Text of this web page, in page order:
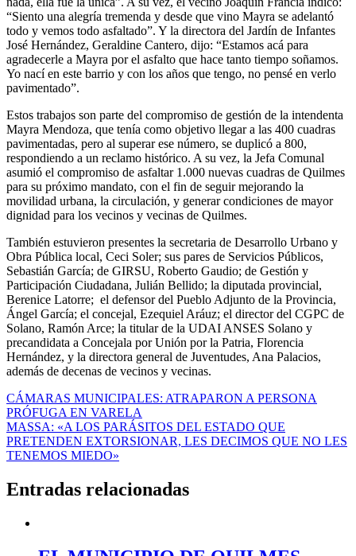
“Siento una alegría tremenda y desde que vino Mayra se adelantó
todo y vemos todo asfaltado”. Y la directora del Jardín de Infantes
José Hernández, Geraldine Cantero, dijo: “Estamos acá para
agradecerle a Mayra por el asfalto que hace tanto tiempo soñamos.
Yo nací en este barrio y con los años que tengo, no pensé en verlo
pavimentado”.
Estos trabajos son parte del compromiso de gestión de la intendenta
Mayra Mendoza, que tenía como objetivo llegar a las 400 cuadras
pavimentadas, pero al superar ese número, se duplicó a 800,
respondiendo a un reclamo histórico. A su vez, la Jefa Comunal
asumió el compromiso de asfaltar 1.000 nuevas cuadras de Quilmes
para su próximo mandato, con el fin de seguir mejorando la
movilidad urbana, la circulación, y generar condiciones de mayor
dignidad para los vecinos y vecinas de Quilmes.
También estuvieron presentes la secretaria de Desarrollo Urbano y
Obra Pública local, Ceci Soler; sus pares de Servicios Públicos,
Sebastián García; de GIRSU, Roberto Gaudio; de Gestión y
Participación Ciudadana, Julián Bellido; la diputada provincial,
Berenice Latorre; el defensor del Pueblo Adjunto de la Provincia,
Ángel García; el concejal, Ezequiel Aráuz; el director del CGPC de
Solano, Ramón Arce; la titular de la UDAI ANSES Solano y
precandidata a Concejala por Unión por la Patria, Florencia
Hernández, y la directora general de Juventudes, Ana Palacios,
además de decenas de vecinos y vecinas.
Navegación
de
entradas
CÁMARAS MUNICIPALES: ATRAPARON A PERSONA
PRÓFUGA EN VARELA
MASSA: «A LOS PARÁSITOS DEL ESTADO QUE
PRETENDEN EXTORSIONAR, LES DECIMOS QUE NO LES
TENEMOS MIEDO»
Entradas relacionadas